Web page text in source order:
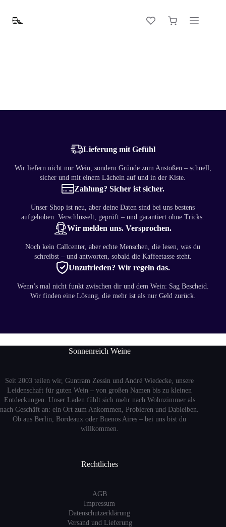
Inhalt
springen
Warenkorb
Lieferung mit Gefühl
Wir liefern nicht nur Wein, sondern Gründe zum Anstoßen – schnell,
sicher und mit einem Lächeln auf und in der Kiste.
Zahlung? Sicher ist sicher.
Unser Shop ist neu, aber deine Daten sind bei uns bestens
aufgehoben. Verschlüsselt, geprüft – und garantiert ohne Tricks.
Wir melden uns. Versprochen.
Noch kein Callcenter, aber echte Menschen, die lesen, was du
schreibst – und antworten, sobald die Kaffeetasse steht.
Unzufrieden? Wir regeln das.
Wenn’s mal nicht funkt zwischen dir und dem Wein: Sag Bescheid.
Wir finden eine Lösung, die mehr ist als nur Geld zurück.
Sonnenreich Weine
Seit 2003 teilen wir, Guntram Zessin und André Wiedecke, unsere
Leidenschaft für guten Wein – von großen Namen bis zu kleinen
Entdeckungen. Unser Laden fühlt sich mehr nach Wohnzimmer als
nach Geschäft an: ein Ort zum Ankommen, Probieren und Dableiben.
Ob aus Berlin, Bordeaux oder Buenos Aires – bei uns bist du
willkommen.
Rechtliches
AGB
Impressum
Datenschutzerklärung
Versand und Lieferung